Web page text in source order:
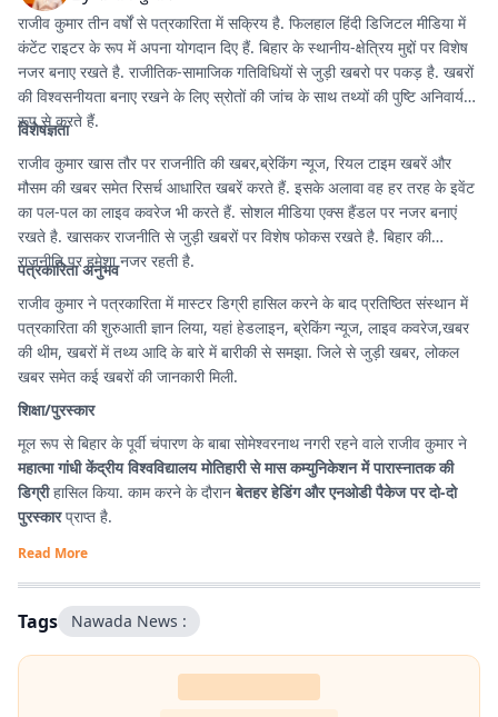
राजीव कुमार तीन वर्षों से पत्रकारिता में सक्रिय है. फिलहाल हिंदी डिजिटल मीडिया में
कंटेंट राइटर के रूप में अपना योगदान दिए हैं. बिहार के स्थानीय-क्षेत्रिय मुद्दों पर विशेष
नजर बनाए रखते है. राजीतिक-सामाजिक गतिविधियों से जुड़ी खबरो पर पकड़ है. खबरों
की विश्वसनीयता बनाए रखने के लिए स्रोतों की जांच के साथ तथ्यों की पुष्टि अनिवार्य
रूप से करते हैं.
विशेषज्ञता
राजीव कुमार खास तौर पर राजनीति की खबर,ब्रेकिंग न्यूज, रियल टाइम खबरें और
मौसम की खबर समेत रिसर्च आधारित खबरें करते हैं. इसके अलावा वह हर तरह के इवेंट
का पल-पल का लाइव कवरेज भी करते हैं. सोशल मीडिया एक्स हैंडल पर नजर बनाएं
रखते है. खासकर राजनीति से जुड़ी खबरों पर विशेष फोकस रखते है. बिहार की
राजनीति पर हमेशा नजर रहती है.
पत्रकारिता अनुभव
राजीव कुमार ने पत्रकारिता में मास्टर डिग्री हासिल करने के बाद प्रतिष्ठित संस्थान में
पत्रकारिता की शुरुआती ज्ञान लिया, यहां हेडलाइन, ब्रेकिंग न्यूज, लाइव कवरेज,खबर
की थीम, खबरों में तथ्य आदि के बारे में बारीकी से समझा. जिले से जुड़ी खबर, लोकल
खबर समेत कई खबरों की जानकारी मिली.
शिक्षा/पुरस्कार
मूल रूप से बिहार के पूर्वी चंपारण के बाबा सोमेश्वरनाथ नगरी रहने वाले राजीव कुमार ने
महात्मा गांधी केंद्रीय विश्वविद्यालय मोतिहारी से मास कम्युनिकेशन में पारास्नातक की
डिग्रीहासिल किया. काम करने के दौरानबेतहर हेडिंग और एनओडी पैकेज पर दो-दो
पुरस्कारप्राप्त है.
Read More
Tags Nawada News :